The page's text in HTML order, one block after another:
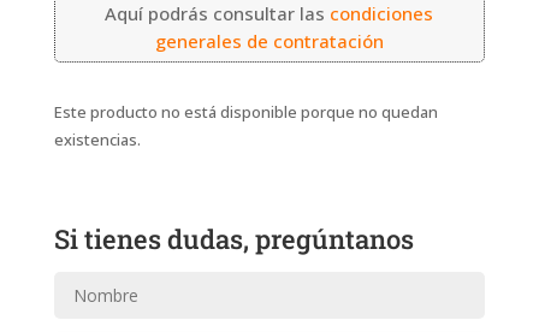
Aquí podrás consultar las condiciones
generales de contratación
Este producto no está disponible porque no quedan
existencias.
Si tienes dudas, pregúntanos